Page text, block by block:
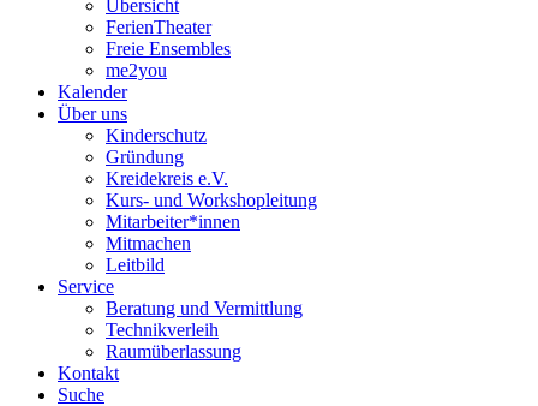
Übersicht
FerienTheater
Freie Ensembles
me2you
Kalender
Über uns
Kinderschutz
Gründung
Kreidekreis e.V.
Kurs- und Workshopleitung
Mitarbeiter*innen
Mitmachen
Leitbild
Service
Beratung und Vermittlung
Technikverleih
Raumüberlassung
Kontakt
Suche